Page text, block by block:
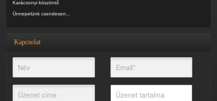
Karácsonyi köszöntő
Ünnepelünk csendesen...
Kapcsolat